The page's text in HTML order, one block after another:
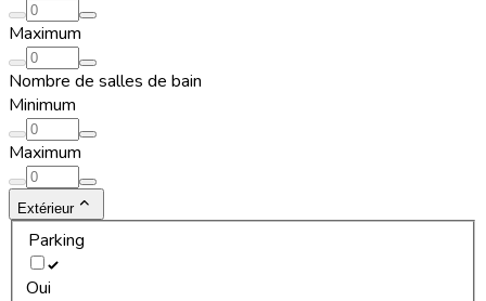
Maximum
Nombre de salles de bain
Minimum
Maximum
Extérieur
Parking
Oui